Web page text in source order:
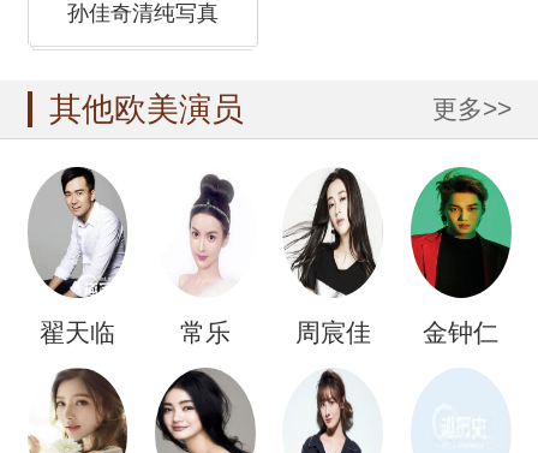
孙佳奇清纯写真
其他欧美演员 更多>>
翟天临 常乐 周宸佳 金钟仁